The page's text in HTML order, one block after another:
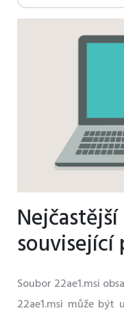
Soubor 22ae1.msi
22ae1.msi může být